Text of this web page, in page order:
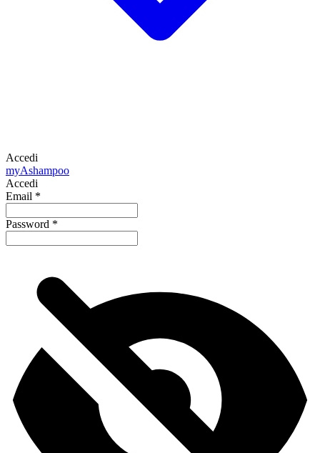
Accedi
myAshampoo
Accedi
Email *
Password *